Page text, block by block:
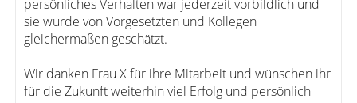
persönliches Verhalten war jederzeit vorbildlich und
sie wurde von Vorgesetzten und Kollegen
gleichermaßen geschätzt.
Wir danken Frau X für ihre Mitarbeit und wünschen ihr
für die Zukunft weiterhin viel Erfolg und persönlich